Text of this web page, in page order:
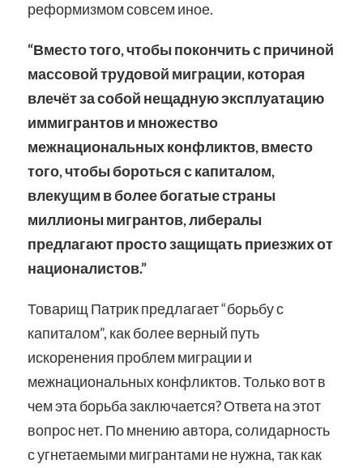
реформизмом совсем иное.
“Вместо того, чтобы покончить с причиной
массовой трудовой миграции, которая
влечёт за собой нещадную эксплуатацию
иммигрантов и множество
межнациональных конфликтов, вместо
того, чтобы бороться с капиталом,
влекущим в более богатые страны
миллионы мигрантов, либералы
предлагают просто защищать приезжих от
националистов.”
Товарищ Патрик предлагает “борьбу с
капиталом”, как более верный путь
искоренения проблем миграции и
межнациональных конфликтов. Только вот в
чем эта борьба заключается? Ответа на этот
вопрос нет. По мнению автора, солидарность
с угнетаемыми мигрантами не нужна, так как